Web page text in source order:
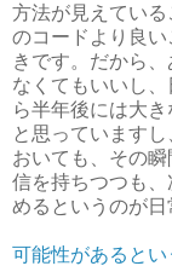
方法が見えてい
のコードより良
きです。だから
なくてもいいし
ら半年後には大
と思っています
おいても、その
信を持ちつつも
めるというのが日
可能性があるとい